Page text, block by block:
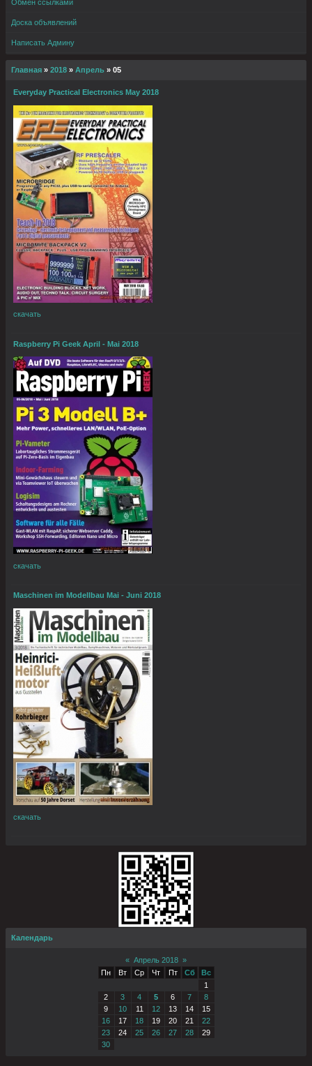
Обмен ссылками
Доска объявлений
Написать Админу
Главная » 2018 » Апрель » 05
Everyday Practical Electronics May 2018
скачать
Raspberry Pi Geek April - Mai 2018
скачать
Maschinen im Modellbau Mai - Juni 2018
скачать
Календарь
« Апрель 2018 »
Пн
Вт Ср Чт Пт Сб
Вс
1
2
3 4 5 6 7
8
9
10 11 12 13 14
15
16
17 18 19 20 21
22
23
24 25 26 27 28
29
30